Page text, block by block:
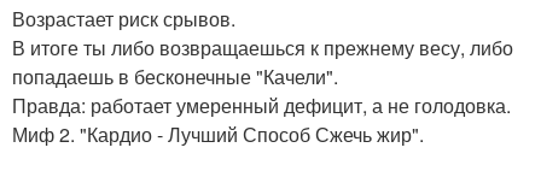
Возрастает риск срывов.
В итоге ты либо возвращаешься к прежнему весу, либо
попадаешь в бесконечные "Качели".
Правда: работает умеренный дефицит, а не голодовка.
Миф 2. "Кардио - Лучший Способ Сжечь жир".